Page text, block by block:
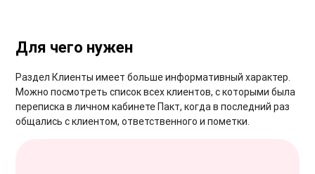
Для чего нужен
Раздел Клиенты имеет больше информативный характер.
Можно посмотреть список всех клиентов, с которыми была
переписка в личном кабинете Пакт, когда в последний раз
общались с клиентом, ответственного и пометки.